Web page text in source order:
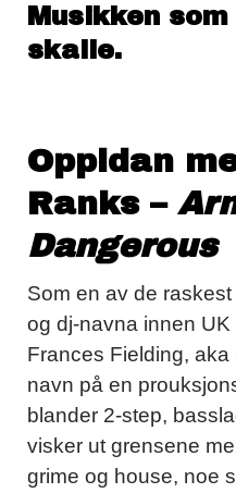
Musikken
skalle.
Oppidan
Ranks –
Dangerous
Som en av de
og dj-navna innen
Frances Fielding,
navn på en
blander 2-step,
visker ut grensene
grime og house, noe